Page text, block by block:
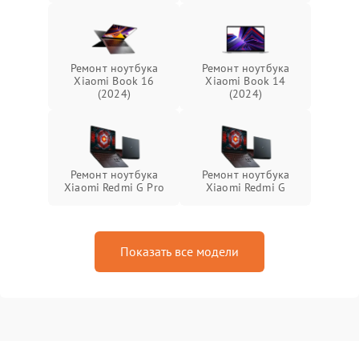
Ремонт ноутбука
Xiaomi Book 16
(2024)
Ремонт ноутбука
Xiaomi Book 14
(2024)
Ремонт ноутбука
Xiaomi Redmi G Pro
Ремонт ноутбука
Xiaomi Redmi G
Показать все модели